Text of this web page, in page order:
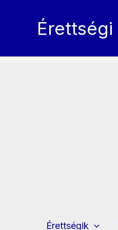
Érettségi
Érettségik